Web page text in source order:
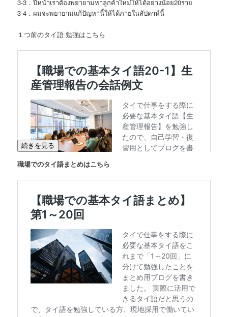
3-3．ปีหน้าเราต้องพยายามหาลูกค้าใหม่ให้ได้อย่างน้อย20ราย
3-4．ผมจะพยายามแก้ปัญหานี้ให้ได้ภายในสัปดาห์นี้
１つ前のタイ語 勉強はこちら
続きを見る
職場でのタイ語まとめはこちら